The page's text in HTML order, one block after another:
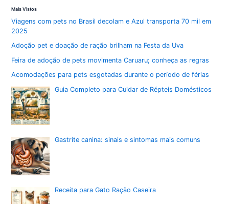
de
pets
Mais Vistos
Viagens com pets no Brasil decolam e Azul transporta 70 mil em
2025
Adoção pet e doação de ração brilham na Festa da Uva
Feira de adoção de pets movimenta Caruaru; conheça as regras
Acomodações para pets esgotadas durante o período de férias
Guia Completo para Cuidar de Répteis Domésticos
Gastrite canina: sinais e sintomas mais comuns
Receita para Gato Ração Caseira